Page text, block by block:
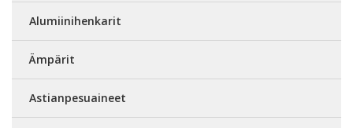
Alumiinihenkarit
Ämpärit
Astianpesuaineet